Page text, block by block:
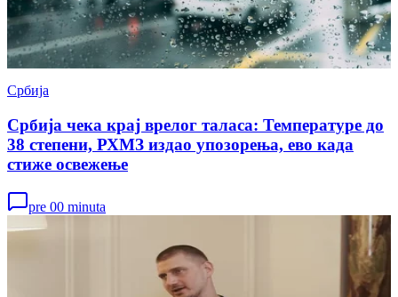
Србија
Србија чека крај врелог таласа: Температуре до
38 степени, РХМЗ издао упозорења, ево када
стиже освежење
pre 00 minuta